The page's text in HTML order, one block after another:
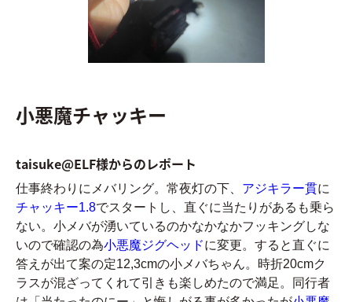
小悪魔チャッキー
taisuke@ELF様からのレポート
仕事終わりにメバリング。常夜灯の下、 アジキラー貫に
チャッキー1.8でスタートし、直ぐに当たりがあるも乗ら
ない。小メバが湧いているのかなかなかフッキングしな
いので確認の為小悪魔ジグヘッドに変更。すると直ぐに
答えが出て案の定12,3cmの小メバちゃん。時折20cmク
ラスが混ざってくれて引きも楽しめたので満足。同行者